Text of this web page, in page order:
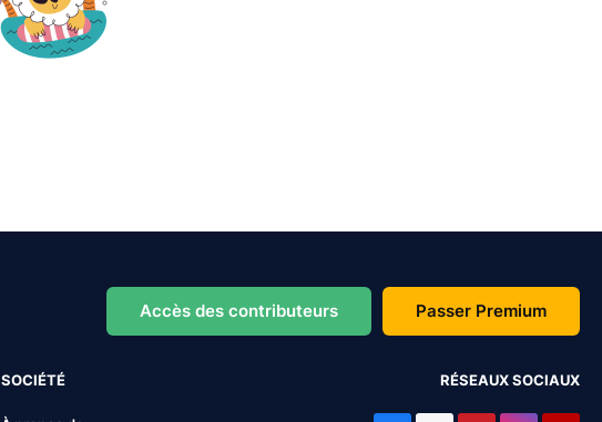
Accès des contributeurs Passer Premium
SOCIÉTÉ RÉSEAUX SOCIAUX